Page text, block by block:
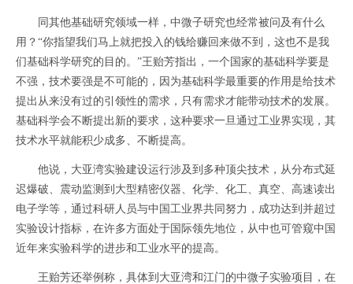
同其他基础研究领域一样，中微子研究也经常被问及有什么
用？“你指望我们马上就把投入的钱给赚回来做不到，这也不是我
们基础科学研究的目的。”王贻芳指出，一个国家的基础科学要是
不强，技术要强是不可能的，因为基础科学最重要的作用是给技术
提出从来没有过的引领性的需求，只有需求才能带动技术的发展。
基础科学会不断提出新的要求，这种要求一旦通过工业界实现，其
技术水平就能积少成多、不断提高。
他说，大亚湾实验建设运行涉及到多种顶尖技术，从分布式延
迟爆破、震动监测到大型精密仪器、化学、化工、真空、高速读出
电子学等，通过科研人员与中国工业界共同努力，成功达到并超过
实验设计指标，在许多方面处于国际领先地位，从中也可管窥中国
近年来实验科学的进步和工业水平的提高。
王贻芳还举例称，具体到大亚湾和江门的中微子实验项目，在